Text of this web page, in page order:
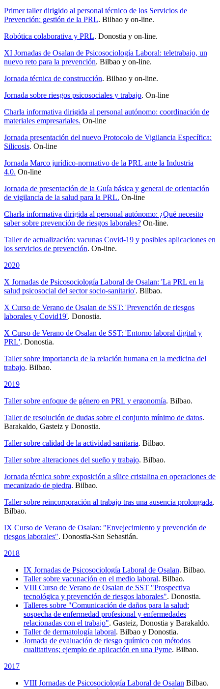
Primer taller dirigido al personal técnico de los Servicios de
Prevención: gestión de la PRL. Bilbao y on-line.
Robótica colaborativa y PRL. Donostia y on-line.
XI Jornadas de Osalan de Psicosociología Laboral: teletrabajo, un
nuevo reto para la prevención. Bilbao y on-line.
Jornada técnica de construcción. Bilbao y on-line.
Jornada sobre riesgos psicosociales y trabajo. On-line
Charla informativa dirigida al personal autónomo: coordinación de
materiales empresariales. On-line
Jornada presentación del nuevo Protocolo de Vigilancia Específica:
Silicosis. On-line
Jornada Marco jurídico-normativo de la PRL ante la Industria
4.0. On-line
Jornada de presentación de la Guía básica y general de orientación
de vigilancia de la salud para la PRL. On-line
Charla informativa dirigida al personal autónomo: ¿Qué necesito
saber sobre prevención de riesgos laborales? On-line.
Taller de actualización: vacunas Covid-19 y posibles aplicaciones en
los servicios de prevención. On-line.
2020
X Jornadas de Psicosociología Laboral de Osalan: 'La PRL en la
salud psicosocial del sector socio-sanitario'. Bilbao.
X Curso de Verano de Osalan de SST: 'Prevención de riesgos
laborales y Covid19'. Donostia.
X Curso de Verano de Osalan de SST: 'Entorno laboral digital y
PRL'. Donostia.
Taller sobre importancia de la relación humana en la medicina del
trabajo. Bilbao.
2019
Taller sobre enfoque de género en PRL y ergonomía. Bilbao.
Taller de resolución de dudas sobre el conjunto mínimo de datos.
Barakaldo, Gasteiz y Donostia.
Taller sobre calidad de la actividad sanitaria. Bilbao.
Taller sobre alteraciones del sueño y trabajo. Bilbao.
Jornada técnica sobre exposición a sílice cristalina en operaciones de
mecanizado de piedra. Bilbao.
Taller sobre reincorporación al trabajo tras una ausencia prolongada.
Bilbao.
IX Curso de Verano de Osalan: "Envejecimiento y prevención de
riesgos laborales". Donostia-San Sebastián.
2018
IX Jornadas de Psicosociología Laboral de Osalan. Bilbao.
Taller sobre vacunación en el medio laboral. Bilbao.
VIII Curso de Verano de Osalan de SST "Prospectiva
tecnológica y prevención de riesgos laborales". Donostia.
Talleres sobre "Comunicación de daños para la salud:
sospecha de enfermedad profesional y enfermedades
relacionadas con el trabajo". Gasteiz, Donostia y Barakaldo.
Taller de dermatología laboral. Bilbao y Donostia.
Jornada de evaluación de riesgo químico con métodos
cualitativos; ejemplo de aplicación en una Pyme. Bilbao.
2017
VIII Jornadas de Psicosociología Laboral de Osalan Bilbao.